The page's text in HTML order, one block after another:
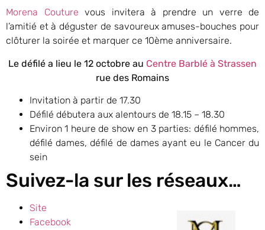
Morena Couture vous invitera à prendre un verre de
l’amitié et à déguster de savoureux amuses-bouches pour
clôturer la soirée et marquer ce 10ème anniversaire.
Le défilé a lieu le 12 octobre au Centre Barblé à Strassen
rue des Romains
Invitation à partir de 17.30
Défilé débutera aux alentours de 18.15 – 18.30
Environ 1 heure de show en 3 parties: défilé hommes,
défilé dames, défilé de dames ayant eu le Cancer du
sein
Suivez-la sur les réseaux…
Site
Facebook